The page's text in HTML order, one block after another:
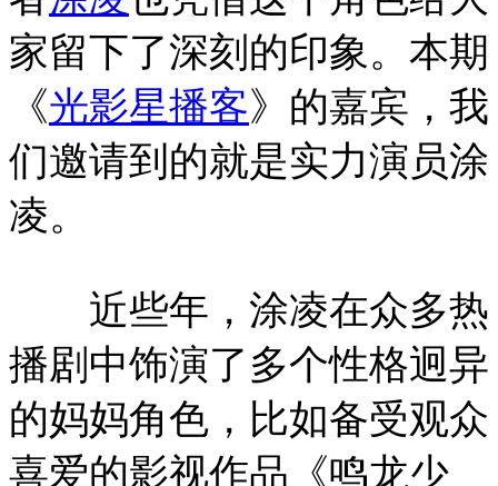
家留下了深刻的印象。本期
《光影星播客》的嘉宾，我
们邀请到的就是实力演员涂
凌。
近些年，涂凌在众多热
播剧中饰演了多个性格迥异
的妈妈角色，比如备受观众
喜爱的影视作品《鸣龙少